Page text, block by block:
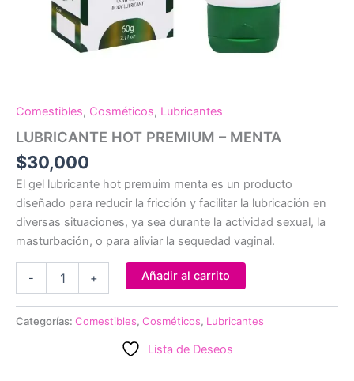
Comestibles, Cosméticos, Lubricantes
LUBRICANTE HOT PREMIUM – MENTA
$30,000
El gel lubricante hot premuim menta es un producto
diseñado para reducir la fricción y facilitar la lubricación en
diversas situaciones, ya sea durante la actividad sexual, la
masturbación, o para aliviar la sequedad vaginal.
-
-
+ Añadir al carrito
Categorías: Comestibles, Cosméticos, Lubricantes
Lista de Deseos